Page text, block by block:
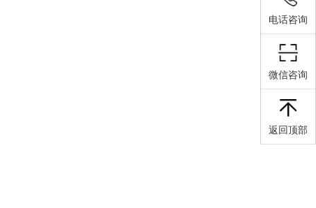
电话咨询
微信咨询
返回顶部